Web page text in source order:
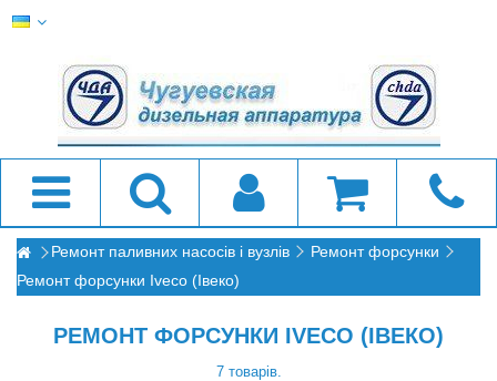
Ремонт паливних насосів і вузлів
Ремонт форсунки
Ремонт форсунки Iveco (Івеко)
РЕМОНТ ФОРСУНКИ IVECO (ІВЕКО)
7 товарів.